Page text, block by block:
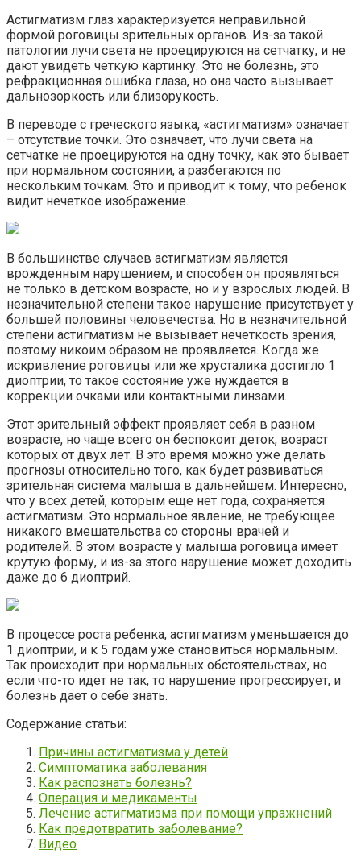
Астигматизм глаз характеризуется неправильной
формой роговицы зрительных органов. Из-за такой
патологии лучи света не проецируются на сетчатку, и не
дают увидеть четкую картинку. Это не болезнь, это
рефракционная ошибка глаза, но она часто вызывает
дальнозоркость или близорукость.
В переводе с греческого языка, «астигматизм» означает
– отсутствие точки. Это означает, что лучи света на
сетчатке не проецируются на одну точку, как это бывает
при нормальном состоянии, а разбегаются по
нескольким точкам. Это и приводит к тому, что ребенок
видит нечеткое изображение.
В большинстве случаев астигматизм является
врожденным нарушением, и способен он проявляться
не только в детском возрасте, но и у взрослых людей. В
незначительной степени такое нарушение присутствует у
большей половины человечества. Но в незначительной
степени астигматизм не вызывает нечеткость зрения,
поэтому никоим образом не проявляется. Когда же
искривление роговицы или же хрусталика достигло 1
диоптрии, то такое состояние уже нуждается в
коррекции очками или контактными линзами.
Этот зрительный эффект проявляет себя в разном
возрасте, но чаще всего он беспокоит деток, возраст
которых от двух лет. В это время можно уже делать
прогнозы относительно того, как будет развиваться
зрительная система малыша в дальнейшем. Интересно,
что у всех детей, которым еще нет года, сохраняется
астигматизм. Это нормальное явление, не требующее
никакого вмешательства со стороны врачей и
родителей. В этом возрасте у малыша роговица имеет
крутую форму, и из-за этого нарушение может доходить
даже до 6 диоптрий.
В процессе роста ребенка, астигматизм уменьшается до
1 диоптрии, и к 5 годам уже становиться нормальным.
Так происходит при нормальных обстоятельствах, но
если что-то идет не так, то нарушение прогрессирует, и
болезнь дает о себе знать.
Содержание статьи:
Причины астигматизма у детей
Симптоматика заболевания
Как распознать болезнь?
Операция и медикаменты
Лечение астигматизма при помощи упражнений
Как предотвратить заболевание?
Видео